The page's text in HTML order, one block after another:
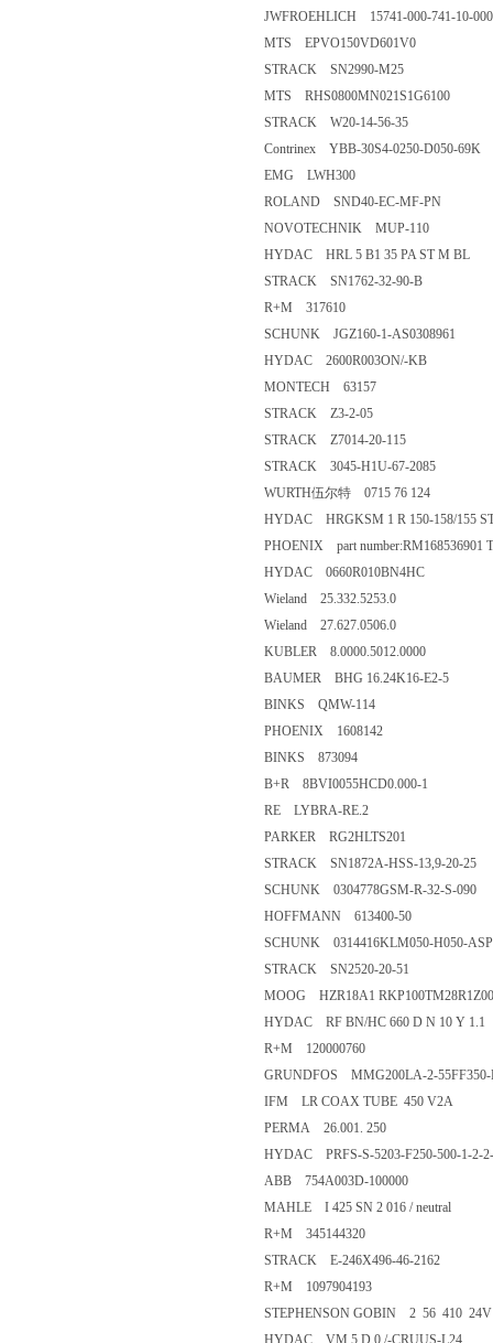
JWFROEHLICH 15741-000-741-10-000
MTS EPVO150VD601V0
STRACK SN2990-M25
MTS RHS0800MN021S1G6100
STRACK W20-14-56-35
Contrinex YBB-30S4-0250-D050-69K
EMG LWH300
ROLAND SND40-EC-MF-PN
NOVOTECHNIK MUP-110
HYDAC HRL 5 B1 35 PA ST M BL
STRACK SN1762-32-90-B
R+M 317610
SCHUNK JGZ160-1-AS0308961
HYDAC 2600R003ON/-KB
MONTECH 63157
STRACK Z3-2-05
STRACK Z7014-20-115
STRACK 3045-H1U-67-2085
WURTH伍尔特 0715 76 124
HYDAC HRGKSM 1 R 150-158/155
PHOENIX part number:RM168536901
HYDAC 0660R010BN4HC
Wieland 25.332.5253.0
Wieland 27.627.0506.0
KUBLER 8.0000.5012.0000
BAUMER BHG 16.24K16-E2-5
BINKS QMW-114
PHOENIX 1608142
BINKS 873094
B+R 8BVI0055HCD0.000-1
RE LYBRA-RE.2
PARKER RG2HLTS201
STRACK SN1872A-HSS-13,9-20-25
SCHUNK 0304778GSM-R-32-S-090
HOFFMANN 613400-50
SCHUNK 0314416KLM050-H050-ASP
STRACK SN2520-20-51
MOOG HZR18A1
HYDAC RF BN/HC 660 D N 10 Y 1.1
R+M 120000760
GRUNDFOS MMG200LA-2-55FF350-
IFM LR COAX TUBE 450 V2A
PERMA 26.001. 250
HYDAC PRFS-S-5203-F250-500-1-2-
ABB 754A003D-100000
MAHLE I 425 SN 2 016 / neutral
R+M 345144320
STRACK E-246X496-46-2162
R+M 1097904193
STEPHENSON GOBIN 2 56 410 24V
HYDAC VM 5 D.0 /-CRUUS-L24